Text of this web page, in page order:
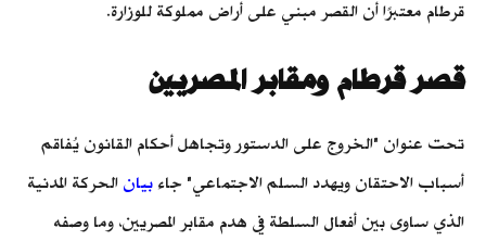
قرطام معتبرًا أن القصر مبني على أراض مملوكة للوزارة.
قصر قرطام ومقابر المصريين
تحت عنوان "الخروج على الدستور وتجاهل أحكام القانون يُفاقم
أسباب الاحتقان ويهدد السلم الاجتماعي" جاء بيان الحركة المدنية
الذي ساوى بين أفعال السلطة في هدم مقابر المصريين، وما وصفه